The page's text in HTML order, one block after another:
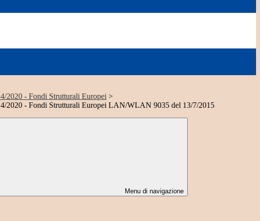
2020 - Fondi Strutturali Europei >
2020 - Fondi Strutturali Europei LAN/WLAN 9035 del 13/7/2015
Menu di navigazione